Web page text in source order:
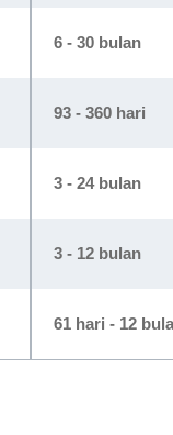
6 - 30 bulan
93 - 360 hari
3 - 24 bulan
3 - 12 bulan
61 hari - 12